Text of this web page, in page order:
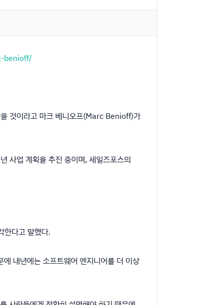
benioff/
것이라고 마크 베니오프(Marc Benioff)가
사업 계획을 추진 중이며, 세일즈포스의
한다고 말했다.
내년에는 소프트웨어 엔지니어를 더 이상